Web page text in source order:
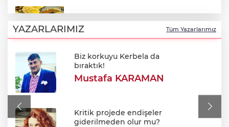
durum!
BUSKİ duyurdu: Nilüfer'in iki
mahallesinde 9 saatlik kesinti
YAZARLARIMIZ Tüm Yazarlarımız
Biz korkuyu Kerbela da
bıraktık!
Mustafa KARAMAN
Kritik projede endişeler
giderilmeden olur mu?